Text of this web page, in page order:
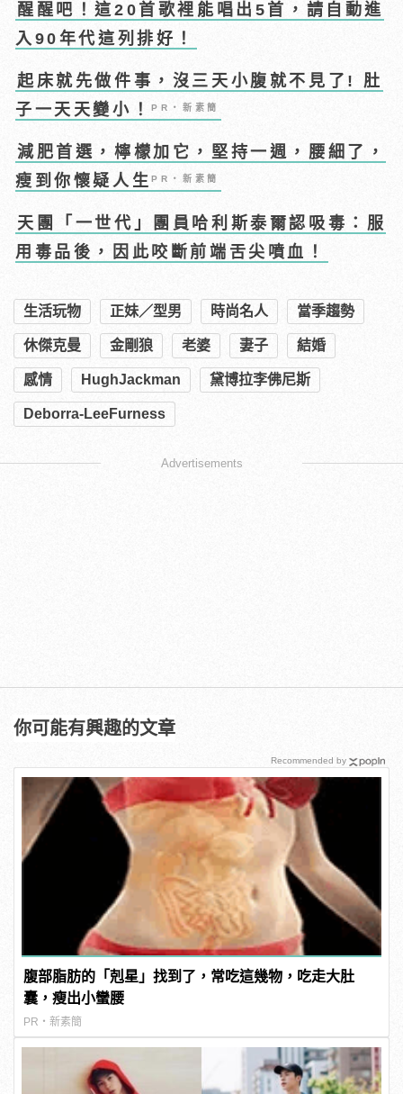
醒醒吧！這20首歌裡能唱出5首，請自動進
入90年代這列排好！
起床就先做件事，沒三天小腹就不見了! 肚
子一天天變小！PR・新素簡
減肥首選，檸檬加它，堅持一週，腰細了，
瘦到你懷疑人生PR・新素簡
天團「一世代」團員哈利斯泰爾認吸毒：服
用毒品後，因此咬斷前端舌尖噴血！
生活玩物 正妹／型男 時尚名人 當季趨勢
休傑克曼 金剛狼 老婆 妻子 結婚
感情 HughJackman 黛博拉李佛尼斯
Deborra-LeeFurness
Advertisements
你可能有興趣的文章
腹部脂肪的「剋星」找到了，常吃這幾物，吃走大肚
囊，瘦出小蠻腰
PR・新素簡
Recommended by